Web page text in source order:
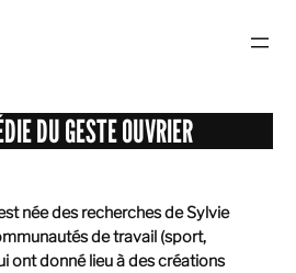
DU GESTE OUVRIER
née des recherches de Sylvie
de travail (sport,
ont donné lieu à des créations